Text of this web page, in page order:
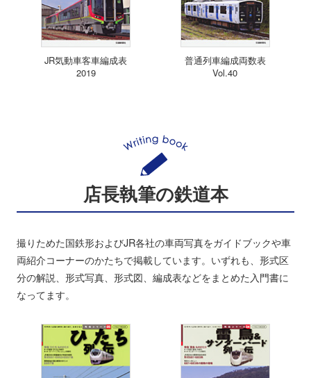
JR気動車客車編成表
2019
普通列車編成両数表
Vol.40
店長執筆の鉄道本
撮りためた国鉄形およびJR各社の車両写真をガイドブックや車
両紹介コーナーのかたちで掲載しています。いずれも、形式区
分の解説、形式写真、形式図、編成表などをまとめた入門書に
なってます。